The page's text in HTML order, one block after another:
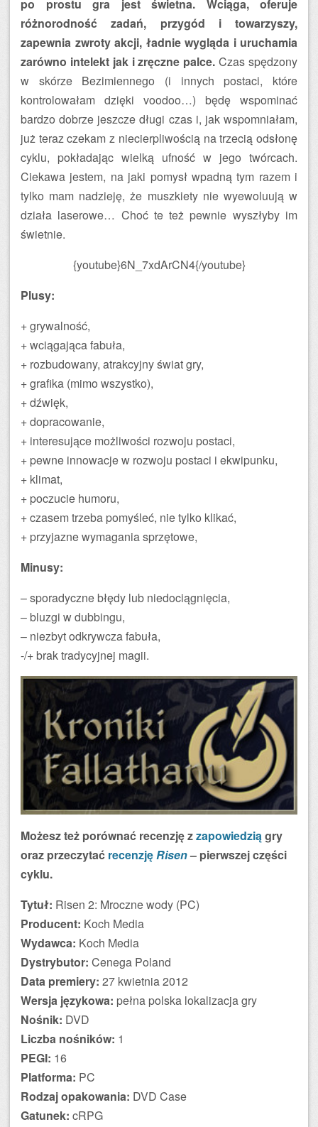
po prostu gra jest świetna. Wciąga, oferuje
różnorodność zadań, przygód i towarzyszy,
zapewnia zwroty akcji, ładnie wygląda i uruchamia
zarówno intelekt jak i zręczne palce. Czas spędzony
w skórze Bezimiennego (i innych postaci, które
kontrolowałam dzięki voodoo…) będę wspominać
bardzo dobrze jeszcze długi czas i, jak wspomniałam,
już teraz czekam z niecierpliwością na trzecią odsłonę
cyklu, pokładając wielką ufność w jego twórcach.
Ciekawa jestem, na jaki pomysł wpadną tym razem i
tylko mam nadzieję, że muszkiety nie wyewoluują w
działa laserowe… Choć te też pewnie wyszłyby im
świetnie.
{youtube}6N_7xdArCN4{/youtube}
Plusy:
+ grywalność,
+ wciągająca fabuła,
+ rozbudowany, atrakcyjny świat gry,
+ grafika (mimo wszystko),
+ dźwięk,
+ dopracowanie,
+ interesujące możliwości rozwoju postaci,
+ pewne innowacje w rozwoju postaci i ekwipunku,
+ klimat,
+ poczucie humoru,
+ czasem trzeba pomyśleć, nie tylko klikać,
+ przyjazne wymagania sprzętowe,
Minusy:
– sporadyczne błędy lub niedociągnięcia,
– bluzgi w dubbingu,
– niezbyt odkrywcza fabuła,
-/+ brak tradycyjnej magii.
Możesz też porównać recenzję zzapowiedziągry
oraz przeczytać recenzjęRisen– pierwszej części
cyklu.
Tytuł: Risen 2: Mroczne wody (PC)
Producent: Koch Media
Wydawca: Koch Media
Dystrybutor: Cenega Poland
Data premiery: 27 kwietnia 2012
Wersja językowa: pełna polska lokalizacja gry
Nośnik: DVD
Liczba nośników: 1
PEGI: 16
Platforma: PC
Rodzaj opakowania: DVD Case
Gatunek: cRPG